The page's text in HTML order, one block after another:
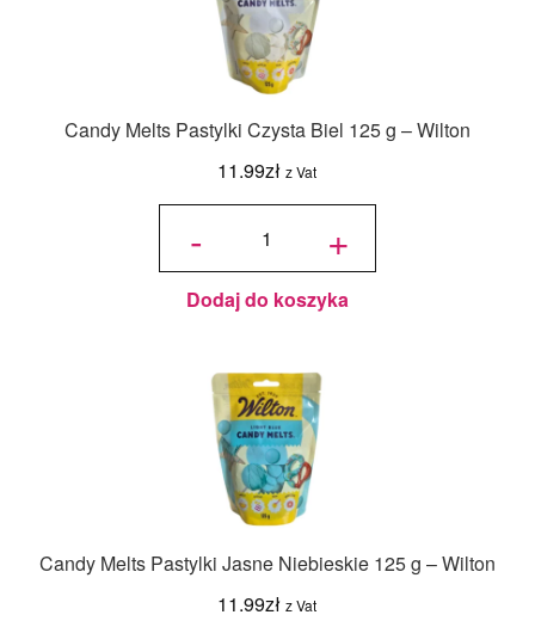
Candy Melts Pastylki Czysta Biel 125 g – Wilton
11.99zł z Vat
-
ilość
Pastylki
Czysta
Biel
125 g -
Wilton
+
Dodaj do koszyka
Candy Melts Pastylki Jasne Niebieskie 125 g – Wilton
11.99zł z Vat